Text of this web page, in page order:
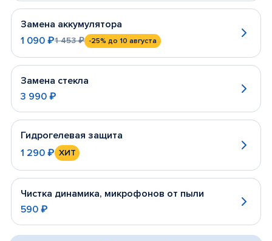
Замена аккумулятора
1 090 ₽1 453 ₽ -25% до 10 августа
Замена стекла
3 990 ₽
Гидрогелевая защита
1 290 ₽ ХИТ
Чистка динамика, микрофонов от пыли
590 ₽